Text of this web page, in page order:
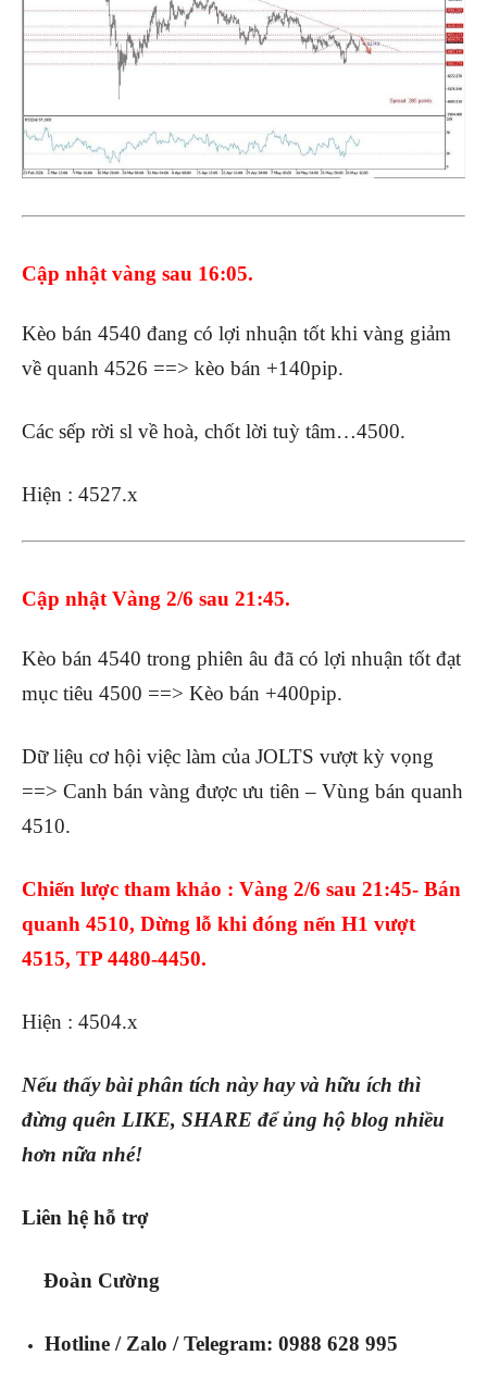
Cập nhật vàng sau 16:05.
Kèo bán 4540 đang có lợi nhuận tốt khi vàng giảm
về quanh 4526 ==> kèo bán +140pip.
Các sếp rời sl về hoà, chốt lời tuỳ tâm…4500.
Hiện : 4527.x
Cập nhật Vàng 2/6 sau 21:45.
Kèo bán 4540 trong phiên âu đã có lợi nhuận tốt đạt
mục tiêu 4500 ==> Kèo bán +400pip.
Dữ liệu cơ hội việc làm của JOLTS vượt kỳ vọng
==> Canh bán vàng được ưu tiên – Vùng bán quanh
4510.
Chiến lược tham khảo : Vàng 2/6 sau 21:45- Bán
quanh 4510, Dừng lỗ khi đóng nến H1 vượt
4515, TP 4480-4450.
Hiện : 4504.x
Nếu thấy bài phân tích này hay và hữu ích thì
đừng quên LIKE, SHARE để ủng hộ blog nhiều
hơn nữa nhé!
Liên hệ hỗ trợ
Đoàn Cường
Hotline / Zalo / Telegram: 0988 628 995